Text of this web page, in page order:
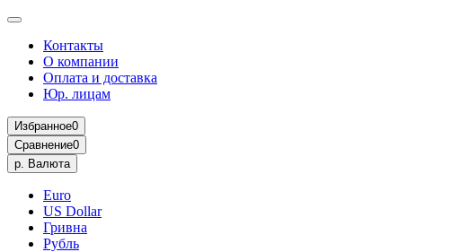
Контакты
О компании
Оплата и доставка
Юр. лицам
Избранное0
Сравнение0
р. Валюта
Euro
US Dollar
Гривна
Рубль